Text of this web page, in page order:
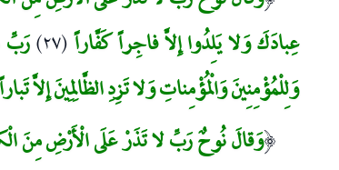
عِبادَكَ وَلا يَلِدُوا إِلاَّ فاجِراً كَفَّاراً(٢٧)
رَبِّ
وَلِلْمُؤْمِنِينَ وَالْمُؤْمِناتِ وَلا تَزِدِ الظَّالِمِينَ إِلاَّ تَباراً
(وَقالَ نُوحٌ رَبِّ لا تَذَرْ عَلَى الْأَرْضِ مِنَ